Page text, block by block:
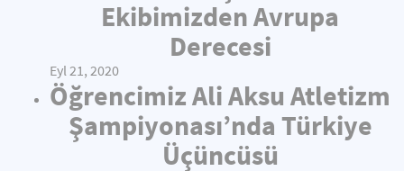
Ekibimizden Avrupa
Derecesi
Eyl 21, 2020
Öğrencimiz Ali Aksu Atletizm
Şampiyonası’nda Türkiye
Üçüncüsü